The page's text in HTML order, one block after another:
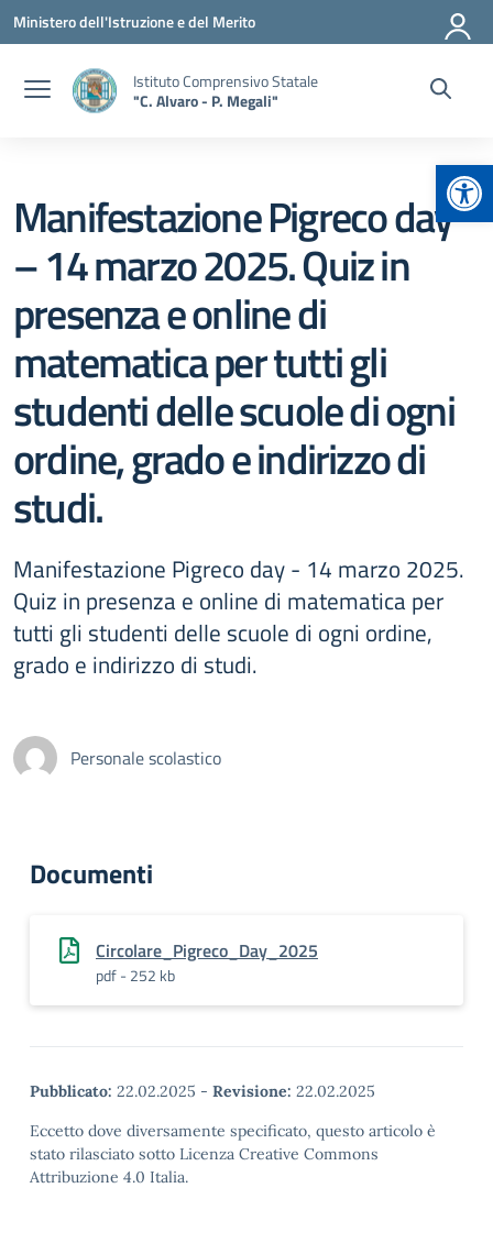
Vai ai contenuti
Vai al menu di navigazione
Vai al footer
Ministero dell'Istruzione e del Merito
Istituto Comprensivo Statale
"C. Alvaro - P. Megali"
Manifestazione Pigreco day
– 14 marzo 2025. Quiz in
presenza e online di
matematica per tutti gli
studenti delle scuole di ogni
ordine, grado e indirizzo di
studi.
Manifestazione Pigreco day - 14 marzo 2025.
Quiz in presenza e online di matematica per
tutti gli studenti delle scuole di ogni ordine,
grado e indirizzo di studi.
Personale scolastico
Documenti
Circolare_Pigreco_Day_2025
pdf - 252 kb
Pubblicato: 22.02.2025 - Revisione: 22.02.2025
Eccetto dove diversamente specificato, questo articolo è
stato rilasciato sotto Licenza Creative Commons
Attribuzione 4.0 Italia.